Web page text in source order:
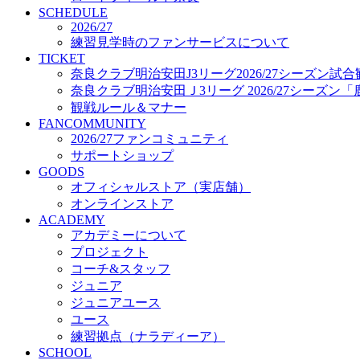
プロジェクト
コーチ&スタッフ
ジュニア
ジュニアユース
ユース
練習拠点（ナラディーア）
SCHOOL
CLUB
2026/27 パートナー企業
パートナー募集
クラブ理念
クラブ情報
サステナビリティ
Web制作支援
応援プロジェクト
SCHEDULE
2026/27
練習見学時のファンサービスについて
TICKET
奈良クラブ明治安田J3リーグ2026/27シーズン試合
奈良クラブ明治安田Ｊ3リーグ 2026/27シーズン「
観戦ルール＆マナー
FANCOMMUNITY
2026/27ファンコミュニティ
サポートショップ
GOODS
オフィシャルストア（実店舗）
オンラインストア
ACADEMY
アカデミーについて
プロジェクト
コーチ&スタッフ
ジュニア
ジュニアユース
ユース
練習拠点（ナラディーア）
SCHOOL